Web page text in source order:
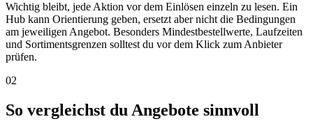
Wichtig bleibt, jede Aktion vor dem Einlösen einzeln zu lesen. Ein
Hub kann Orientierung geben, ersetzt aber nicht die Bedingungen
am jeweiligen Angebot. Besonders Mindestbestellwerte, Laufzeiten
und Sortimentsgrenzen solltest du vor dem Klick zum Anbieter
prüfen.
02
So vergleichst du Angebote sinnvoll